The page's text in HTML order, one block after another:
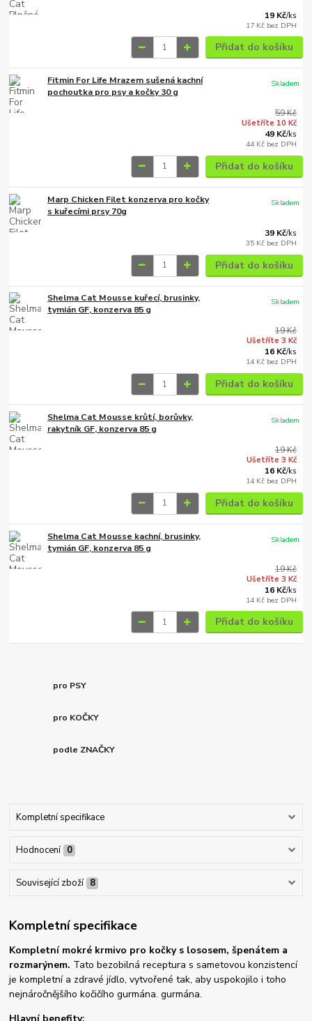
19 Kč/ks
17 Kč bez DPH
Přidat do košíku
Fitmin For Life Mrazem sušená kachní
pochoutka pro psy a kočky 30 g
59 Kč
Ušetříte 10 Kč
49 Kč/ks
44 Kč bez DPH
Skladem
Přidat do košíku
Marp Chicken Filet konzerva pro kočky
s kuřecími prsy 70g
39 Kč/ks
35 Kč bez DPH
Skladem
Přidat do košíku
Shelma Cat Mousse kuřecí, brusinky,
tymián GF, konzerva 85 g
19 Kč
Ušetříte 3 Kč
16 Kč/ks
14 Kč bez DPH
Skladem
Přidat do košíku
Shelma Cat Mousse krůtí, borůvky,
rakytník GF, konzerva 85 g
19 Kč
Ušetříte 3 Kč
16 Kč/ks
14 Kč bez DPH
Skladem
Přidat do košíku
Shelma Cat Mousse kachní, brusinky,
tymián GF, konzerva 85 g
19 Kč
Ušetříte 3 Kč
16 Kč/ks
14 Kč bez DPH
Skladem
Přidat do košíku
pro PSY
pro KOČKY
podle ZNAČKY
Kompletní specifikace
Hodnocení 0
Související zboží 8
Kompletní specifikace
Kompletní mokré krmivo pro kočky s lososem, špenátem a
rozmarýnem. Tato bezobilná receptura s sametovou konzistencí
je kompletní a zdravé jídlo, vytvořené tak, aby uspokojilo i toho
nejnáročnějšího kočičího gurmána. gurmána.